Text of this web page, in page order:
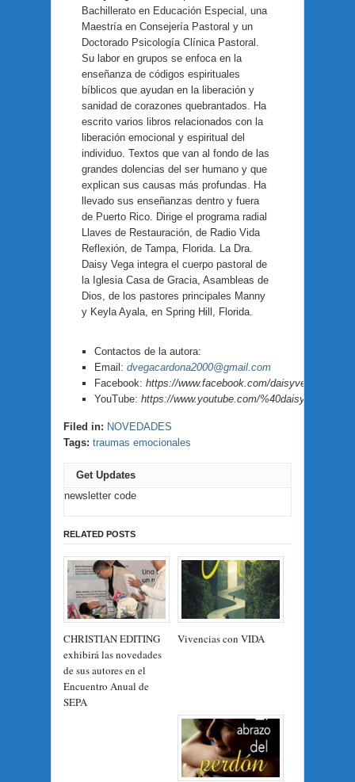
Bachillerato en Educación Especial, una
Maestría en Consejería Pastoral y un
Doctorado Psicología Clínica Pastoral.
Su labor en grupos se enfoca en la
enseñanza de códigos espirituales
bíblicos que ayudan en la liberación y
sanidad de corazones quebrantados. Ha
escrito varios libros relacionados con la
liberación emocional y espiritual del
individuo. Textos que van al fondo de las
grandes dolencias del ser humano y que
explican sus causas más profundas. Ha
llevado sus enseñanzas dentro y fuera
de Puerto Rico. Dirige el programa radial
Llaves de Restauración, de Radio Vida
Reflexión, de Tampa, Florida. La Dra.
Daisy Vega integra el cuerpo pastoral de
la Iglesia Casa de Gracia, Asambleas de
Dios, de los pastores principales Manny
y Keyla Ayala, en Spring Hill, Florida.
Contactos de la autora:
Email: dvegacardona2000@gmail.com
Facebook: https://www.facebook.com/daisyvegacardona
YouTube: https://www.youtube.com/
Filed in: NOVEDADES
Tags: traumas emocionales
Get Updates
newsletter code
RELATED POSTS
CHRISTIAN EDITING
exhibirá las novedades
de sus autores en el
Encuentro Anual de
SEPA
Vivencias con VIDA